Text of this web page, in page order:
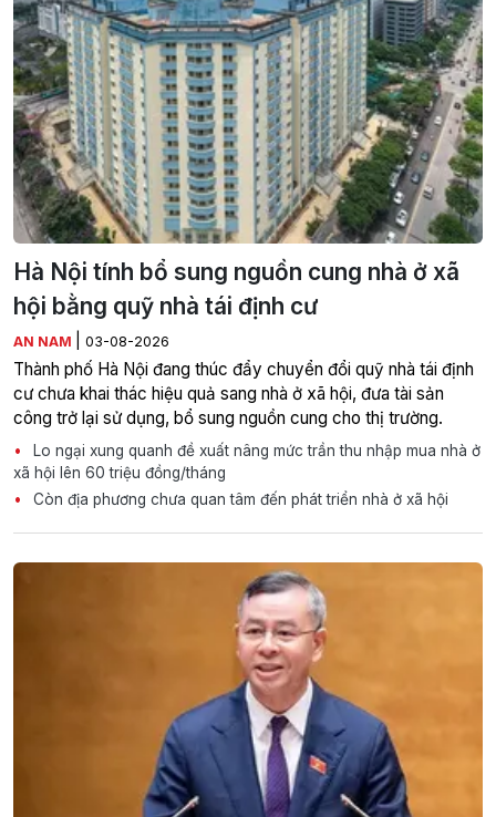
Hà Nội tính bổ sung nguồn cung nhà ở xã
hội bằng quỹ nhà tái định cư
AN NAM 03-08-2026
Thành phố Hà Nội đang thúc đẩy chuyển đổi quỹ nhà tái định
cư chưa khai thác hiệu quả sang nhà ở xã hội, đưa tài sản
công trở lại sử dụng, bổ sung nguồn cung cho thị trường.
Lo ngại xung quanh đề xuất nâng mức trần thu nhập mua nhà ở
xã hội lên 60 triệu đồng/tháng
Còn địa phương chưa quan tâm đến phát triển nhà ở xã hội